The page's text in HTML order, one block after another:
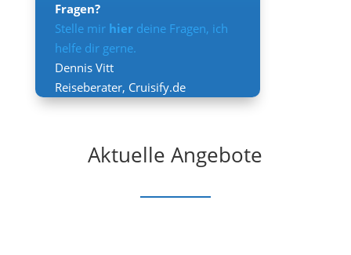
Fragen?
Stelle mir hierdeine Fragen, ich
helfe dir gerne.
Dennis Vitt
Reiseberater, Cruisify.de
Aktuelle Angebote